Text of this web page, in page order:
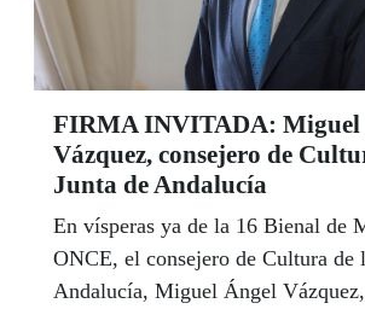
FIRMA INVITADA: Miguel
Vázquez, consejero de
Junta de Andalucía
En vísperas ya de la 16 Bienal de
ONCE, el consejero de Cultura de
Andalucía, Miguel Ángel